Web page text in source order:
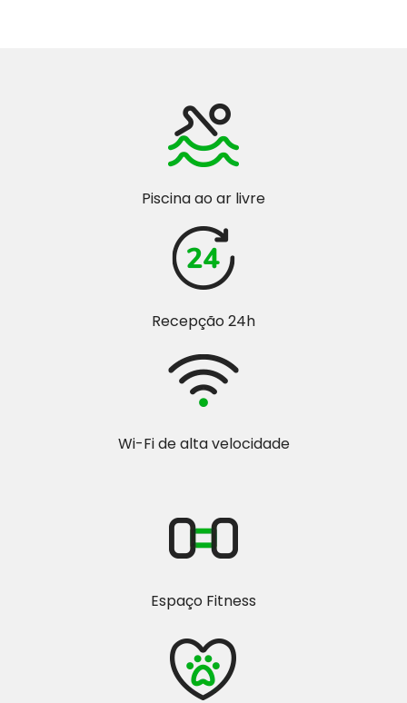
Piscina ao ar livre
Recepção 24h
Wi-Fi de alta velocidade
Espaço Fitness